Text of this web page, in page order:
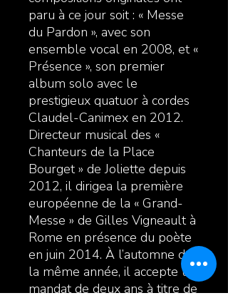
paru à ce jour soit : « Messe
du Pardon », avec son
ensemble vocal en 2008, et «
Présence », son premier
album solo avec le
prestigieux quatuor à cordes
Claudel-Canimex en 2012.
Directeur musical des «
Chanteurs de la Place
Bourget » de Joliette depuis
2012, il dirigea la première
européenne de la « Grand-
Messe » de Gilles Vigneault à
Rome en présence du poète
en juin 2014. À l’automne de
la même année, il accepte un
mandat de deux ans à titre de